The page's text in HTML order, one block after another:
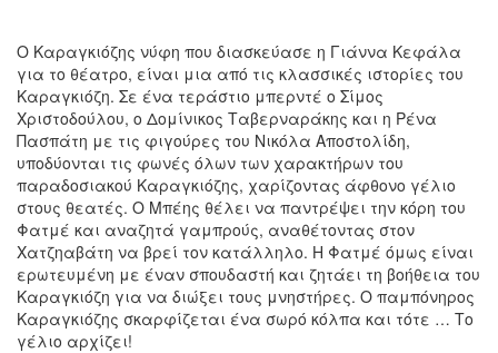
Ο Καραγκιόζης νύφη που διασκεύασε η Γιάννα Κεφάλα
για το θέατρο, είναι μια από τις κλασσικές ιστορίες του
Καραγκιόζη. Σε ένα τεράστιο μπερντέ ο Σίμος
Χριστοδούλου, ο Δομίνικος Ταβερναράκης και η Ρένα
Πασπάτη με τις φιγούρες του Νικόλα Αποστολίδη,
υποδύονται τις φωνές όλων των χαρακτήρων του
παραδοσιακού Καραγκιόζης, χαρίζοντας άφθονο γέλιο
στους θεατές. Ο Μπέης θέλει να παντρέψει την κόρη του
Φατμέ και αναζητά γαμπρούς, αναθέτοντας στον
Χατζηαβάτη να βρεί τον κατάλληλο. Η Φατμέ όμως είναι
ερωτευμένη με έναν σπουδαστή και ζητάει τη βοήθεια του
Καραγκιόζη για να διώξει τους μνηστήρες. Ο παμπόνηρος
Καραγκιόζης σκαρφίζεται ένα σωρό κόλπα και τότε … Το
γέλιο αρχίζει!